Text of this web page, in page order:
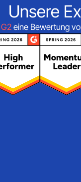
Unsere
G2eine Bewertung